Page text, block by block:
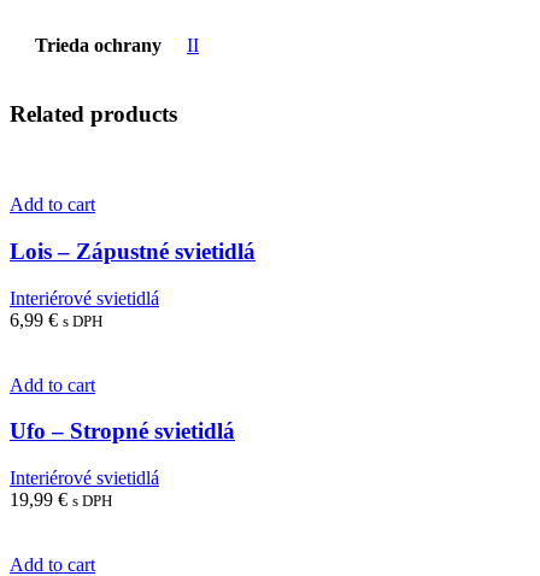
Trieda ochrany II
Related products
Add to cart
Lois – Zápustné svietidlá
Interiérové svietidlá
6,99 € s DPH
Add to cart
Ufo – Stropné svietidlá
Interiérové svietidlá
19,99 € s DPH
Add to cart